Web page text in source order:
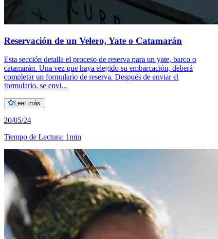
Reservación de un Velero, Yate o Catamarán
Esta sección detalla el proceso de reserva para un yate, barco o
catamarán. Una vez que haya elegido su embarcación, deberá
completar un formulario de reserva. Después de enviar el
formulario, se envi...
Leer más
20/05/24
Tiempo de Lectura: 1min